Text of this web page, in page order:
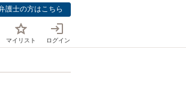
護士の方はこちら
マイリスト ログイン